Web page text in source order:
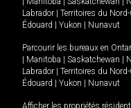
Labrador
Territoires du
Édouard
Yukon Nunavut
Parcourir les bureaux en
Manitoba Saskatchewan
Labrador
Territoires du
Édouard
Yukon Nunavut
Afficher les propriétés